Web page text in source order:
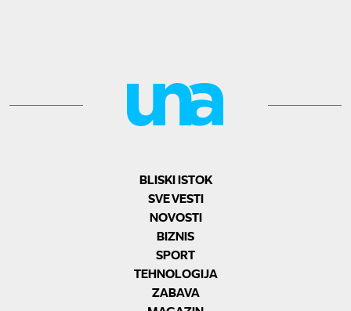
BLISKI ISTOK
SVE VESTI
NOVOSTI
BIZNIS
SPORT
TEHNOLOGIJA
ZABAVA